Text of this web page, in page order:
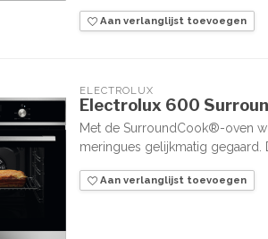
Aan verlanglijst toevoegen
ELECTROLUX
Electrolux 600
Met de SurroundCook®-oven
meringues gelijkmatig gegaard.
Aan verlanglijst toevoegen